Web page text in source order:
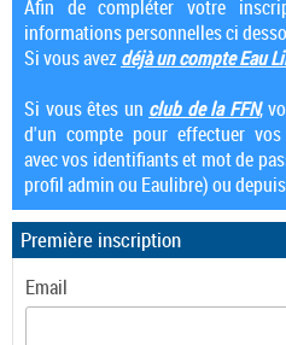
Afin de compléter votre
informations personnelles ci
Si vous avezdéjà un compte Eau
Si vous êtes un club de la FFN,
d'un compte pour effectuer
avec vos identifiants et mot de
profil admin ou Eaulibre) ou
Première inscription
Email